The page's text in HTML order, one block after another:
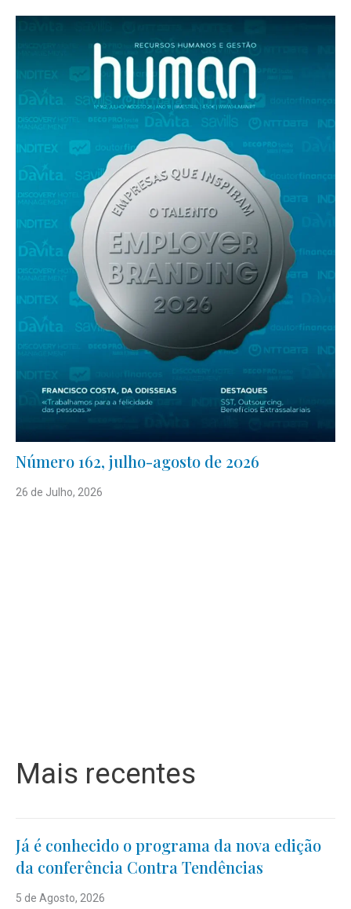
Número 162, julho-agosto de 2026
26 de Julho, 2026
Mais recentes
Já é conhecido o programa da nova edição
da conferência Contra Tendências
5 de Agosto, 2026